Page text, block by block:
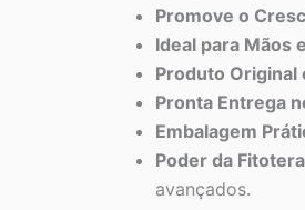
Promove o
Ideal para Mãos
Produto Original
Pronta Entrega
Embalagem
Poder da
avançados.